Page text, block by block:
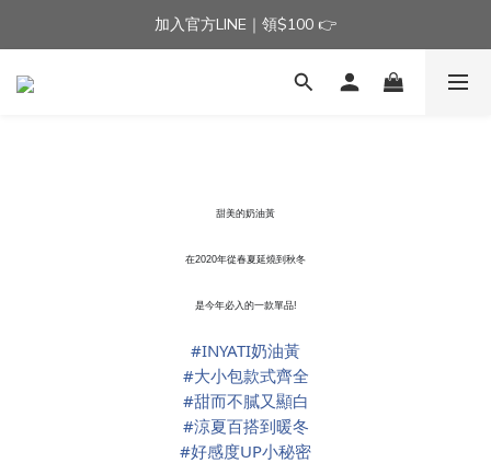
加入官方LINE｜領$100 👉
加入官方LINE｜領$100 👉
滿$3000免運費 | 滿$5000贈AISLE方塊酥髮夾乙個
甜美的奶油黃
在2020年從春夏延燒到秋冬
是今年必入的一款單品!
#INYATI奶油黃
#大小包款式齊全
#甜而不膩又顯白
#涼夏百搭到暖冬
#好感度UP小秘密